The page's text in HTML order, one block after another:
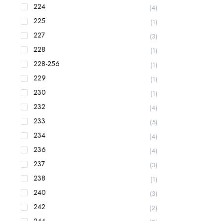
224 (4)
225 (1)
227 (3)
228 (1)
228-256 (1)
229 (1)
230 (1)
232 (4)
233 (5)
234 (4)
236 (4)
237 (3)
238 (1)
240 (3)
242 (2)